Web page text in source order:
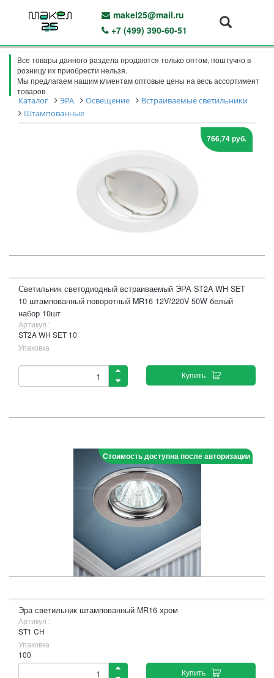
makel25@mail.ru
+7 (499) 390-60-51
Все товары данного раздела продаются только оптом, поштучно в
розницу их приобрести нельзя.
Мы предлагаем нашим клиентам оптовые цены на весь ассортимент
товаров.
Каталог ЭРА Освещение
Встраиваемые светильники
Штампованные
766,74 руб.
Светильник светодиодный встраиваемый ЭРА ST2A WH SET
10 штампованный поворотный MR16 12V/220V 50W белый
набор 10шт
Артикул :
ST2A WH SET 10
Упаковка
Купить
Стоимость доступна после авторизации
Эра светильник штампованный MR16 хром
Артикул :
ST1 CH
Упаковка
100
Купить